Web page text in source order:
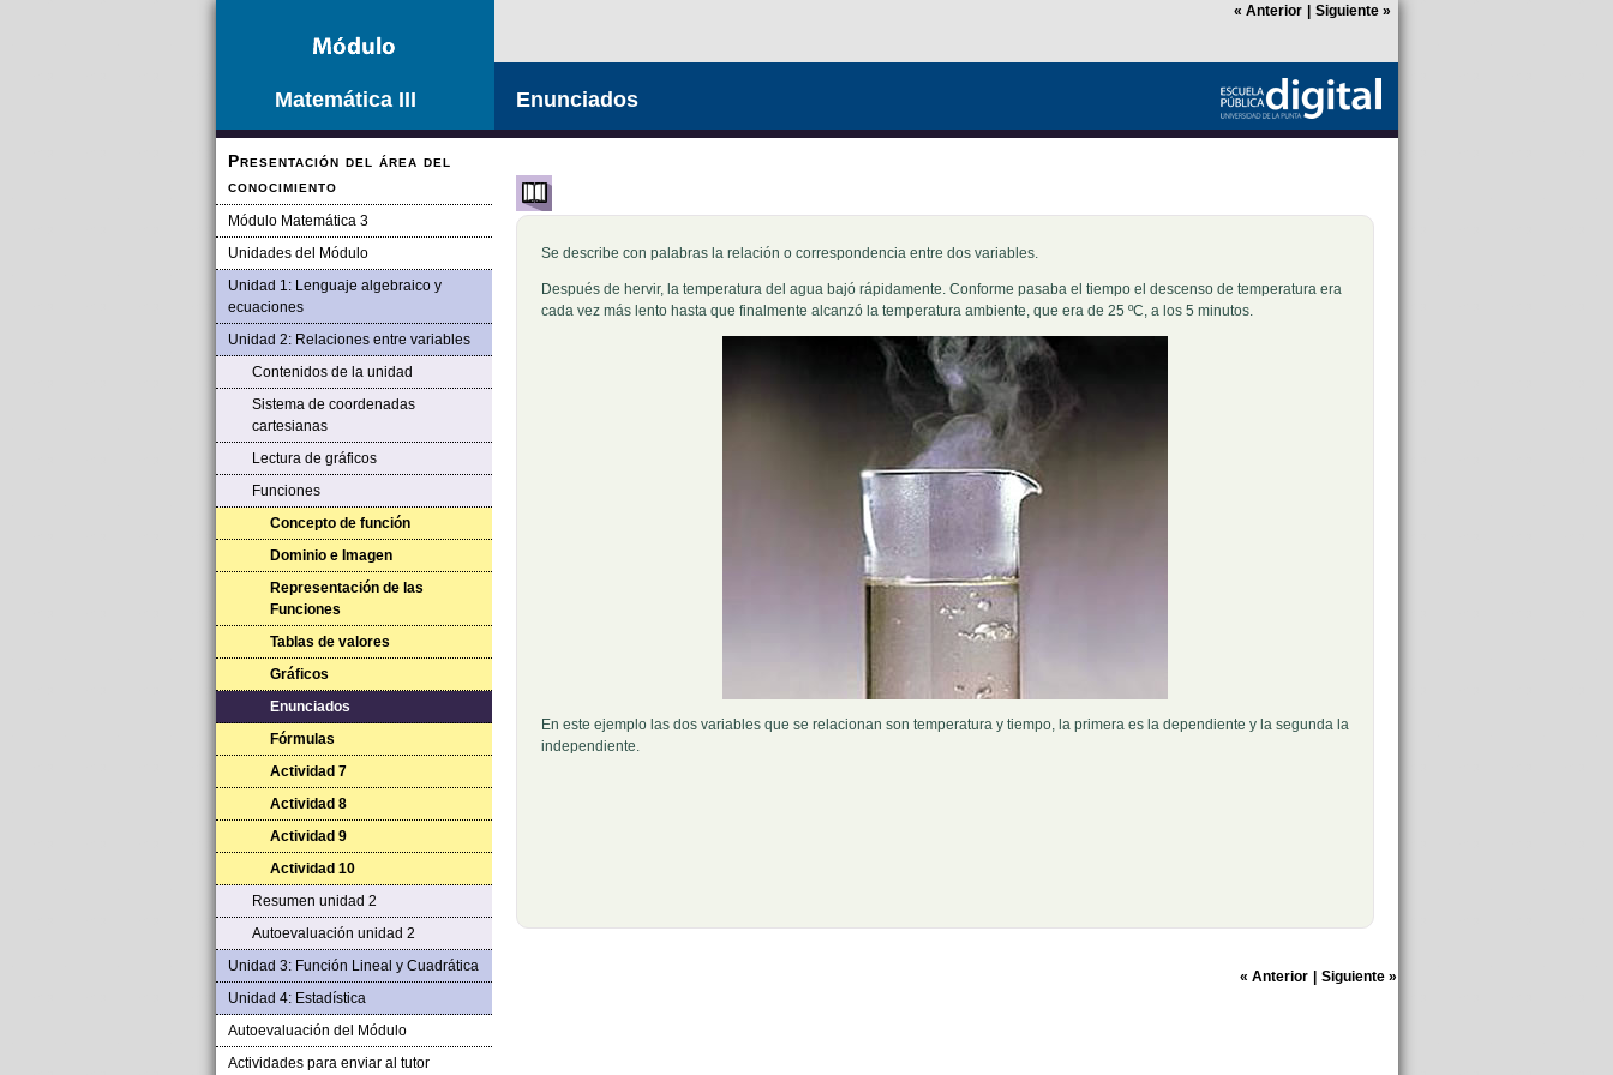
Matemática III
Presentación del área del
conocimiento
Módulo Matemática 3
Unidades del Módulo
Unidad 1: Lenguaje algebraico y
ecuaciones
Unidad 2: Relaciones entre variables
Contenidos de la unidad
Sistema de coordenadas
cartesianas
Lectura de gráficos
Funciones
Concepto de función
Dominio e Imagen
Representación de las
Funciones
Tablas de valores
Gráficos
Enunciados
Fórmulas
Actividad 7
Actividad 8
Actividad 9
Actividad 10
Resumen unidad 2
Autoevaluación unidad 2
Unidad 3: Función Lineal y Cuadrática
Unidad 4: Estadística
Autoevaluación del Módulo
Actividades para enviar al tutor
« Anterior Siguiente»
Enunciados
Se describe con palabras la relación o correspondencia entre dos variables.
Después de hervir, la temperatura del agua bajó rápidamente. Conforme pasaba el tiempo el descenso de temperatura era
cada vez más lento hasta que finalmente alcanzó la temperatura ambiente, que era de 25 ºC, a los 5 minutos.
En este ejemplo las dos variables que se relacionan son temperatura y tiempo, la primera es la dependiente y la segunda la
independiente.
« Anterior Siguiente»